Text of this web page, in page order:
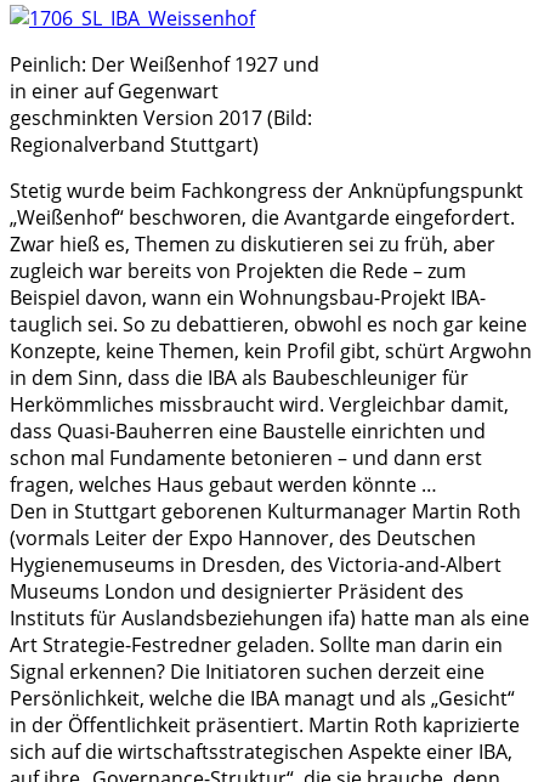
Peinlich: Der Weißenhof 1927 und
in einer auf Gegenwart
geschminkten Version 2017 (Bild:
Regionalverband Stuttgart)
Stetig wurde beim Fachkongress der Anknüpfungspunkt
„Weißenhof“ beschworen, die Avantgarde eingefordert.
Zwar hieß es, Themen zu diskutieren sei zu früh, aber
zugleich war bereits von Projekten die Rede – zum
Beispiel davon, wann ein Wohnungsbau-Projekt IBA-
tauglich sei. So zu debattieren, obwohl es noch gar keine
Konzepte, keine Themen, kein Profil gibt, schürt Argwohn
in dem Sinn, dass die IBA als Baubeschleuniger für
Herkömmliches missbraucht wird. Vergleichbar damit,
dass Quasi-Bauherren eine Baustelle einrichten und
schon mal Fundamente betonieren – und dann erst
fragen, welches Haus gebaut werden könnte …
Den in Stuttgart geborenen Kulturmanager Martin Roth
(vormals Leiter der Expo Hannover, des Deutschen
Hygienemuseums in Dresden, des Victoria-and-Albert
Museums London und designierter Präsident des
Instituts für Auslandsbeziehungen ifa) hatte man als eine
Art Strategie-Festredner geladen. Sollte man darin ein
Signal erkennen? Die Initiatoren suchen derzeit eine
Persönlichkeit, welche die IBA managt und als „Gesicht“
in der Öffentlichkeit präsentiert. Martin Roth kaprizierte
sich auf die wirtschaftsstrategischen Aspekte einer IBA,